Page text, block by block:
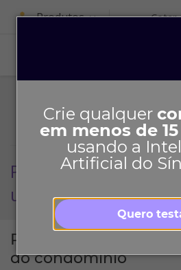
Crie qualquer
em menos de
usando a
Artificial do
Quero
Produtos Cotar
Planilha de
unidade
Planilha de cálculo de
do condomínio